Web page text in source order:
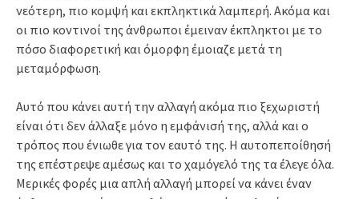
νεότερη, πιο κομψή και εκπληκτικά λαμπερή. Ακόμα και
οι πιο κοντινοί της άνθρωποι έμειναν έκπληκτοι με το
πόσο διαφορετική και όμορφη έμοιαζε μετά τη
μεταμόρφωση.
Αυτό που κάνει αυτή την αλλαγή ακόμα πιο ξεχωριστή
είναι ότι δεν άλλαξε μόνο η εμφάνισή της, αλλά και ο
τρόπος που ένιωθε για τον εαυτό της. Η αυτοπεποίθησή
της επέστρεψε αμέσως και το χαμόγελό της τα έλεγε όλα.
Μερικές φορές μια απλή αλλαγή μπορεί να κάνει έναν